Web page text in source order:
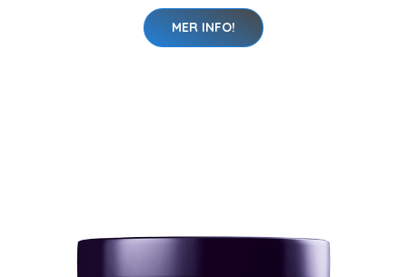
MER INFO!